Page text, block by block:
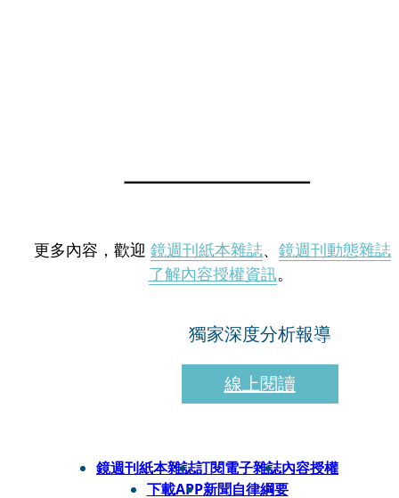
更多內容，歡迎 鏡週刊紙本雜誌、 鏡週刊動態雜誌
了解內容授權資訊。
獨家深度分析報導
線上閱讀
鏡週刊紙本雜誌訂閱電子雜誌內容授權
下載APP新聞自律綱要